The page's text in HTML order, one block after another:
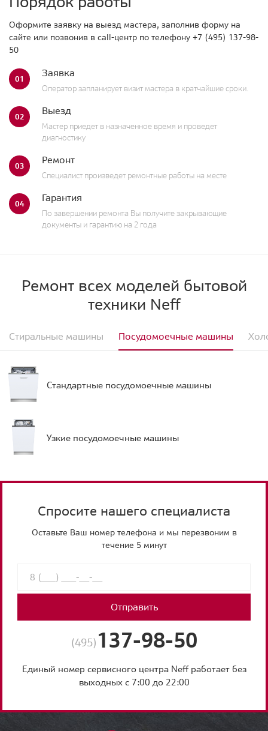
Оформите заявку на выезд мастера, заполнив форму на
сайте или позвонив в call-центр по телефону +7 (495) 137-98-
50
01 Заявка
Оператор запланирует визит мастера в кратчайшие сроки.
02 Выезд
Мастер приедет в назначенное время и проведет
диагностику
03 Ремонт
Специалист произведет ремонтные работы на месте
04 Гарантия
По завершении ремонта Вы получите закрывающие
документы и гарантию на 2 года
Ремонт всех моделей бытовой
техники Neff
Стиральные машины Посудомоечные машины
Стандартные посудомоечные машины
Узкие посудомоечные машины
Спросите нашего специалиста
Оставьте Ваш номер телефона и мы перезвоним в
течение 5 минут
Отправить
(495) 137-98-50
Единый номер сервисного центра Neff работает без
выходных с 7:00 до 22:00